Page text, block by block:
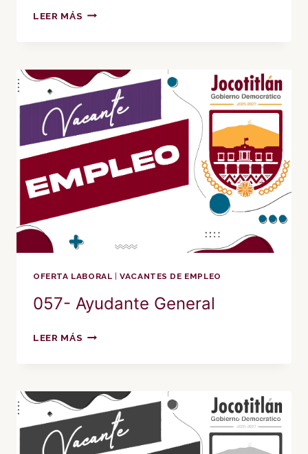
LEER MÁS 058-
TITÁN
OFERTA LABORAL |VACANTES DE EMPLEO
057- Ayudante General
LEER MÁS 057-